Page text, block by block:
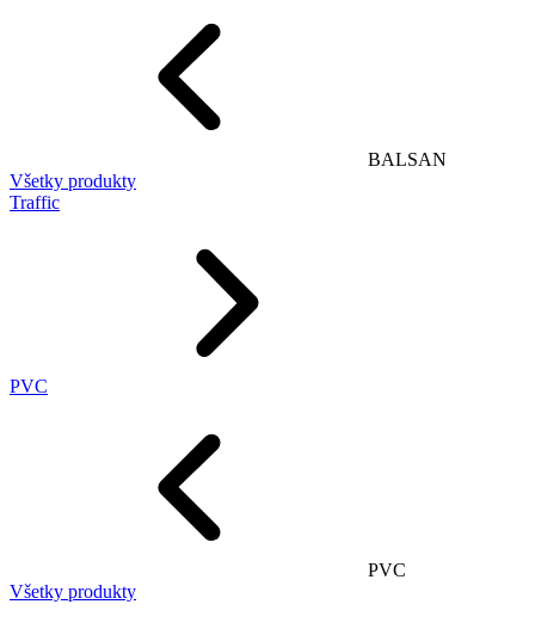
BALSAN
Všetky produkty
Traffic
PVC
PVC
Všetky produkty